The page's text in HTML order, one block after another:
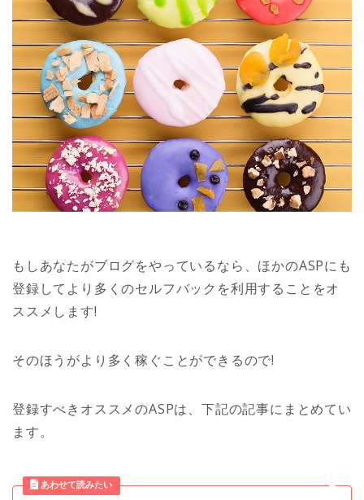
もしあなたがブログをやっているなら、ほかのASPにも
登録してより多くのセルフバックを利用することをオ
ススメします!
そのほうがより多く稼ぐことができるので!
登録すべきオススメのASPは、下記の記事にまとめてい
ます。
美容と健康
恋愛